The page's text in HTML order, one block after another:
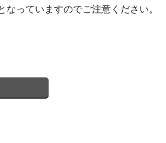
っていますのでご注意ください。